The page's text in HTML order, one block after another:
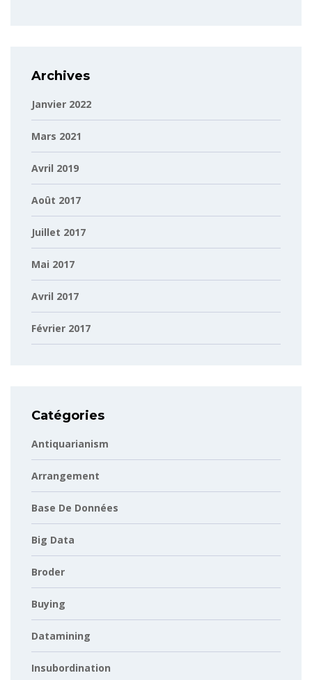
Archives
Janvier 2022
Mars 2021
Avril 2019
Août 2017
Juillet 2017
Mai 2017
Avril 2017
Février 2017
Catégories
Antiquarianism
Arrangement
Base De Données
Big Data
Broder
Buying
Datamining
Insubordination